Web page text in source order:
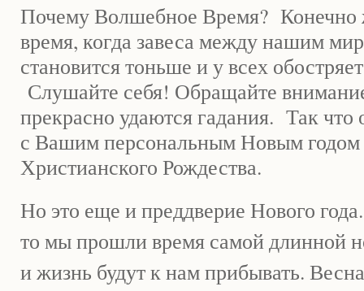
Почему Волшебное Время? Конечно
время, когда завеса между нашим
становится тоньше и у всех
Слушайте себя! Обращайте
прекрасно удаются гадания. Так что
с Вашим персональным Новым годом
Христианского Рождества.
Но это еще и преддверие Нового
то мы прошли время самой длинной
и жизнь будут к нам прибывать.